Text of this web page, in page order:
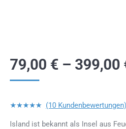
79,00 € – 399,00
★★★★★ (10 Kundenbewertungen)
Island ist bekannt als Insel aus